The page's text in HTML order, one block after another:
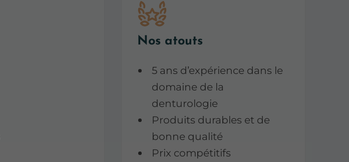
Nos atouts
5 ans d’expérience dans le
domaine de la
denturologie
Produits durables et de
bonne qualité
Prix compétitifs